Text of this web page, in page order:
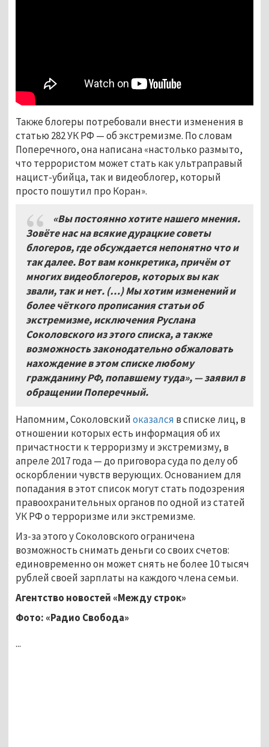
Также блогеры потребовали внести изменения в
статью 282 УК РФ — об экстремизме. По словам
Поперечного, она написана «настолько размыто,
что террористом может стать как ультраправый
нацист-убийца, так и видеоблогер, который
просто пошутил про Коран».
«Вы постоянно хотите нашего мнения.
Зовёте нас на всякие дурацкие советы
блогеров, где обсуждается непонятно что и
так далее. Вот вам конкретика, причём от
многих видеоблогеров, которых вы как
звали, так и нет. (…) Мы хотим изменений и
более чёткого прописания статьи об
экстремизме, исключения Руслана
Соколовского из этого списка, а также
возможность законодательно обжаловать
нахождение в этом списке любому
гражданину РФ, попавшему туда», — заявил в
обращении Поперечный.
Напомним, Соколовскийоказался в списке лиц, в
отношении которых есть информация об их
причастности к терроризму и экстремизму, в
апреле 2017 года — до приговора суда по делу об
оскорблении чувств верующих. Основанием для
попадания в этот список могут стать подозрения
правоохранительных органов по одной из статей
УК РФ о терроризме или экстремизме.
Из-за этого у Соколовского ограничена
возможность снимать деньги со своих счетов:
единовременно он может снять не более 10 тысяч
рублей своей зарплаты на каждого члена семьи.
Агентство новостей «Между строк»
Фото: «Радио Свобода»
...